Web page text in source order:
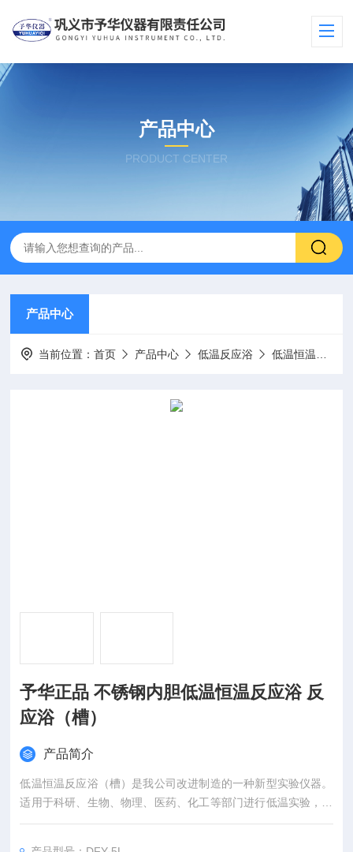
产品中心
PRODUCT CENTER
产品中心
当前位置：首页 产品中心 低温反应浴 低温恒温反应浴
予华正品 不锈钢内胆低温恒温反应浴 反
应浴（槽）
产品简介
低温恒温反应浴（槽）是我公司改进制造的一种新型实验仪器。
适用于科研、生物、物理、医药、化工等部门进行低温实验，可
代替干冰和液氮做低温反应和相关设备提供低温条件。予华正品